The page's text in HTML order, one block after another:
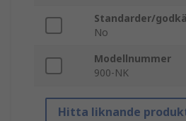
Standarder/
No
Modellnummer
900-NK
Hitta liknande